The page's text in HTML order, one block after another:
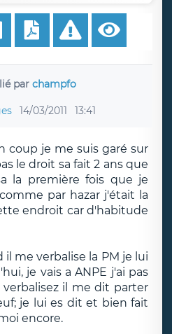
par champfo
14/03/2011 13:41
coup je me suis garé sur
le droit sa fait 2 ans que
la première fois que je
par hazar j'était la
endroit car d'habitude
me verbalise la PM je lui
je vais a ANPE j'ai pas
il me dit parter
je lui es dit et bien fait
encore.